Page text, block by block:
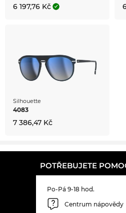
6 197,76 Kč
Silhouette
4083
7 386,47 Kč
POTŘEBUJETE
Po-Pá 9-18 hod.
Centrum nápovědy